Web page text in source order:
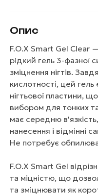
Опис
F.O.X Smart Gel Clear
рідкий гель 3-фазної
зміцнення нігтів.
кислотності, цей
нігтьової пластини,
вибором для тонких
має середню
нанесення і відмінні
Не потребує
F.O.X Smart Gel
та міцністю, що
та зміцнювати як